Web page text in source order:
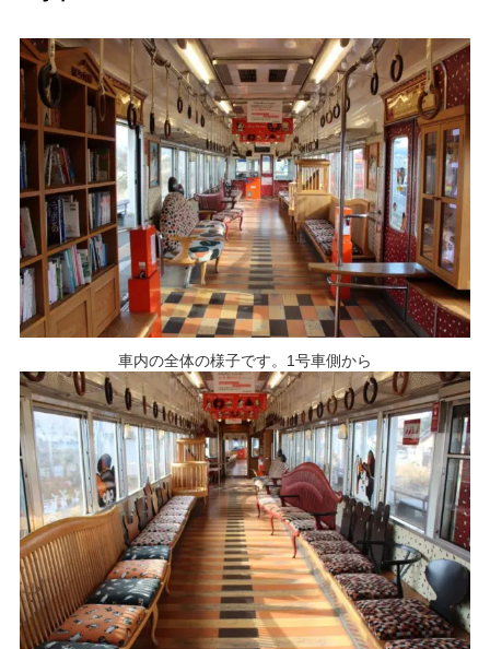
車内の全体の様子です。1号車側から